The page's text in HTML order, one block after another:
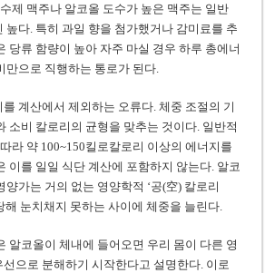
제 맥주나 알코올 도수가 높은 맥주는 일반
높다. 특히 과일 향을 첨가했거나 감미료를 추
당류 함량이 높아 자주 마실 경우 하루 총에너
만으로 직행하는 통로가 된다.
계산에서 제외하는 오류다. 체중 조절의 기
소비 칼로리의 균형을 맞추는 것이다. 일반적
라 약 100~150킬로칼로리 이상의 에너지를
이를 일일 식단 계산에 포함하지 않는다. 알코
양가는 거의 없는 영양학적 ‘공(空) 칼로리
해 눈치채지 못하는 사이에 체중을 늘린다.
알코올이 체내에 들어오면 우리 몸이 다른 영
으로 분해하기 시작한다고 설명한다. 이로